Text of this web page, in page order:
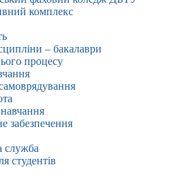
комплекс
– бакалаври
процесу
забезпечення
служба
студентів